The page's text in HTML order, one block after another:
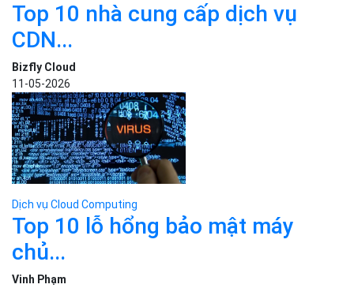
Top 10 nhà cung cấp dịch vụ
CDN...
Bizfly Cloud
11-05-2026
Dịch vụ Cloud Computing
Top 10 lỗ hổng bảo mật máy
chủ...
Vinh Phạm